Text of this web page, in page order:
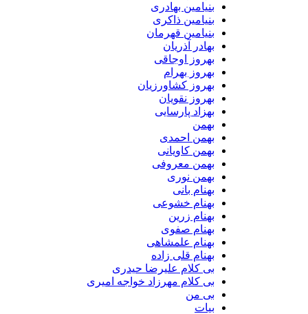
بنیامین بهادری
بنیامین ذاکری
بنیامین قهرمان
بهادر آذریان
بهروز اوجاقی
بهروز بهرام
بهروز کشاورزیان
بهروز نقویان
بهزاد پارسایی
بهمن احمدی
بهمن کاویانی
بهمن معروفی
بهمن نوری
بهنام بانی
بهنام خشوعی
بهنام زرین
بهنام صفوی
بهنام علمشاهی
بهنام قلی زاده
بی کلام علیرضا حیدری
بی کلام مهرزاد خواجه امیری